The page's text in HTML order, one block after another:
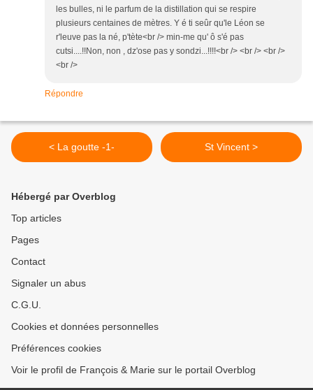
les bulles, ni le parfum de la distillation qui se respire
plusieurs centaines de mètres. Y é ti seûr qu'le Léon se
r'leuve pas la né, p'tète<br /> min-me qu' ô s'é pas
cutsi....!!Non, non , dz'ose pas y sondzi...!!!!<br /> <br /> <br />
<br />
Répondre
< La goutte -1- St Vincent >
Hébergé par Overblog
Top articles
Pages
Contact
Signaler un abus
C.G.U.
Cookies et données personnelles
Préférences cookies
Voir le profil de François & Marie sur le portail Overblog